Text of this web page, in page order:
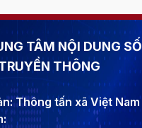
TÂM NỘI DUNG SỐ
THÔNG
Thông tấn xã Việt Nam